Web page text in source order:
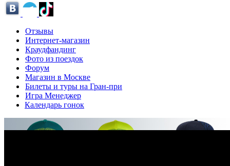
Отзывы
Интернет-магазин
Краудфандинг
Фото из поездок
Форум
Магазин в Москве
Билеты и туры на Гран-при
Игра Менеджер
Календарь гонок